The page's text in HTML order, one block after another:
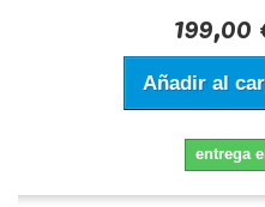
199,00
Añadir al
entrega